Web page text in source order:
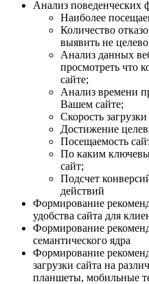
Анализ поведенческих
Наиболее
Количество
выявить не
Анализ данных
просмотреть что
сайте;
Анализ времени
Вашем сайте;
Скорость
Достижение
Посещаемость
По каким
сайт;
Подсчет
действий
Формирование
удобства сайта для
Формирование
семантического ядра
Формирование
загрузки сайта на
планшеты, мобильные